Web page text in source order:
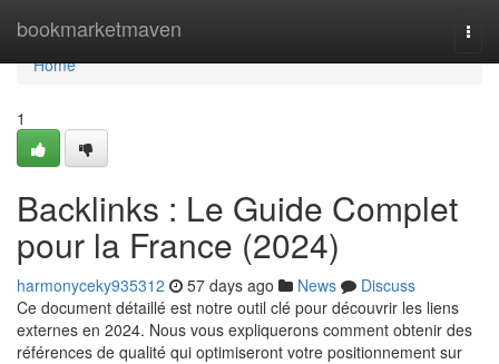
bookmarketmaven
Home
Home
1
Backlinks : Le Guide Complet
pour la France (2024)
harmonyceky935312 57 days ago News
Discuss
Ce document détaillé est notre outil clé pour découvrir les liens
externes en 2024. Nous vous expliquerons comment obtenir des
références de qualité qui optimiseront votre positionnement sur